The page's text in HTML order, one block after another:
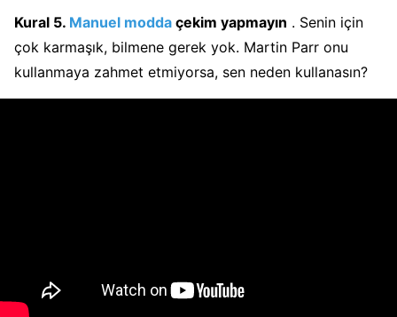
Kural 5. Manuel modda çekim yapmayın . Senin için
çok karmaşık, bilmene gerek yok. Martin Parr onu
kullanmaya zahmet etmiyorsa, sen neden kullanasın?